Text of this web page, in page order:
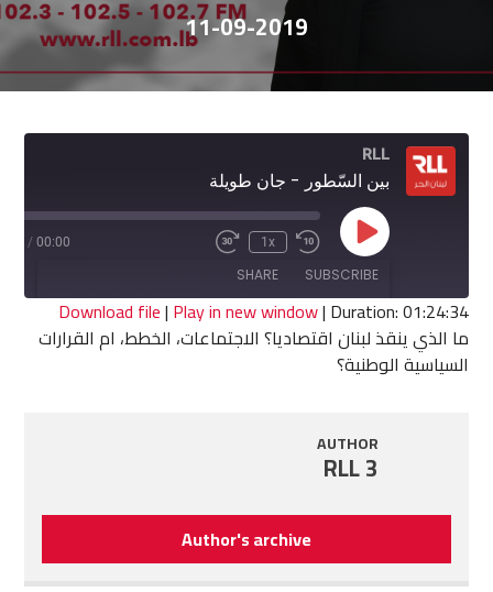
11-09-2019
RLL
بين السّطور - جان طويلة
Play
Episode
Rewind
10
Seconds
1x
Fast
seconds
00:00
/
SUBSCRIBE
SHARE
RSS FEED
SHARE
Download file| Play in new window| Duration: 01:24:34
ما الذي ينقذ لبنان اقتصاديا؟ الاجتماعات، الخطط، ام القرارات
السياسية الوطنية؟
AUTHOR
RLL 3
Author's archive